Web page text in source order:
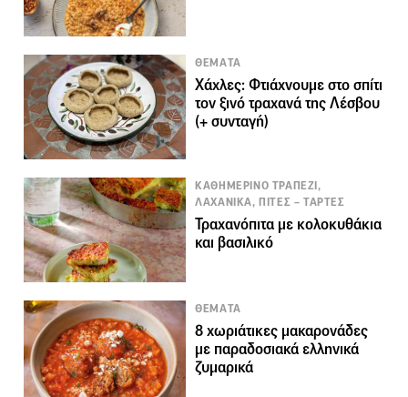
ΘΕΜΑΤΑ
Χάχλες: Φτιάχνουμε στο σπίτι
τον ξινό τραχανά της Λέσβου
(+ συνταγή)
ΚΑΘΗΜΕΡΙΝΟ ΤΡΑΠΕΖΙ,
ΛΑΧΑΝΙΚΑ, ΠΙΤΕΣ – ΤΑΡΤΕΣ
Τραχανόπιτα με κολοκυθάκια
και βασιλικό
ΘΕΜΑΤΑ
8 χωριάτικες μακαρονάδες
με παραδοσιακά ελληνικά
ζυμαρικά